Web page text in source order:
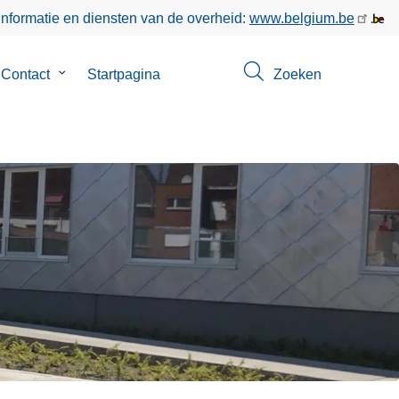
en diensten van de overheid: www.belgium.be
Contact
SubmenuStartpagina Zoeken